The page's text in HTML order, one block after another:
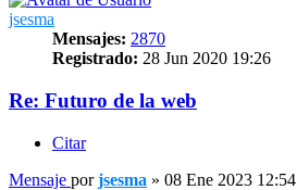
jsesma
Mensajes: 2870
Registrado: 28 Jun 2020 19:26
Re: Futuro de la web
Citar
Mensaje porjsesma » 08 Ene 2023 12:54